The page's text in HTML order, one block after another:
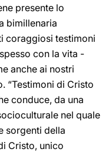
presente lo
bimillenaria
coraggiosi testimoni
con la vita -
anche ai nostri
“Testimoni di Cristo
conduce, da una
nel quale
sorgenti della
Cristo, unico